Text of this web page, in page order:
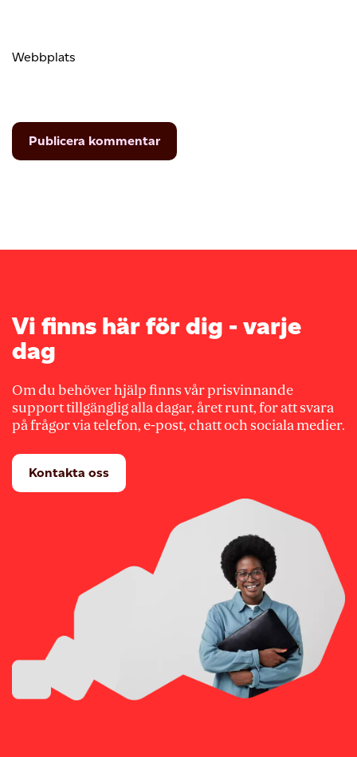
Webbplats
Vi finns här för dig - varje
dag
Om du behöver hjälp finns vår prisvinnande
support tillgänglig alla dagar, året runt, for att svara
på frågor via telefon, e-post, chatt och sociala medier.
Kontakta oss